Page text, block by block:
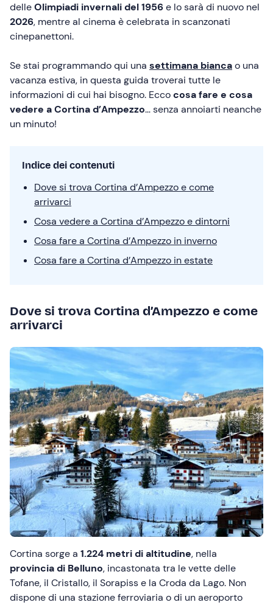
delleOlimpiadi invernali del 1956e lo sarà di nuovo nel
2026, mentre al cinema è celebrata in scanzonati
cinepanettoni.
Se stai programmando qui una settimana biancao una
vacanza estiva, in questa guida troverai tutte le
informazioni di cui hai bisogno. Eccocosa fare e cosa
vedere a Cortina d’Ampezzo… senza annoiarti neanche
un minuto!
Indice dei contenuti
Dove si trova Cortina d’Ampezzo e come
arrivarci
Cosa vedere a Cortina d’Ampezzo e dintorni
Cosa fare a Cortina d’Ampezzo in inverno
Cosa fare a Cortina d’Ampezzo in estate
Dove si trova Cortina d’Ampezzo e come
arrivarci
Cortina sorge a 1.224 metri di altitudine, nella
provincia di Belluno, incastonata tra le vette delle
Tofane, il Cristallo, il Sorapiss e la Croda da Lago. Non
dispone di una stazione ferroviaria o di un aeroporto